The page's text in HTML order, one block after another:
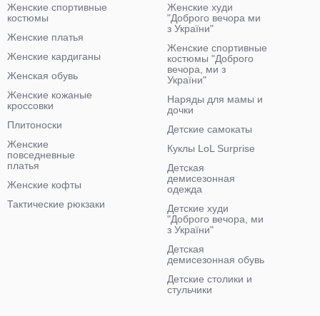
Женские спортивные
костюмы
Женские платья
Женские кардиганы
Женская обувь
Женские кожаные
кроссовки
Плитоноски
Женские
повседневные
платья
Женские кофты
Тактические рюкзаки
Женские худи
"Доброго вечора ми
з України"
Женские спортивные
костюмы "Доброго
вечора, ми з
України"
Наряды для мамы и
дочки
Детские самокаты
Куклы LoL Surprise
Детская
демисезонная
одежда
Детские худи
"Доброго вечора, ми
з України"
Детская
демисезонная обувь
Детские столики и
стульчики